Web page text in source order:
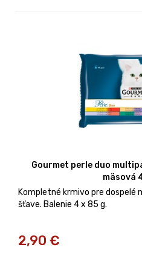
Gourmet perle duo
mäsová
Kompletné krmivo pre dospelé
šťave. Balenie 4 x 85 g.
2,90 €